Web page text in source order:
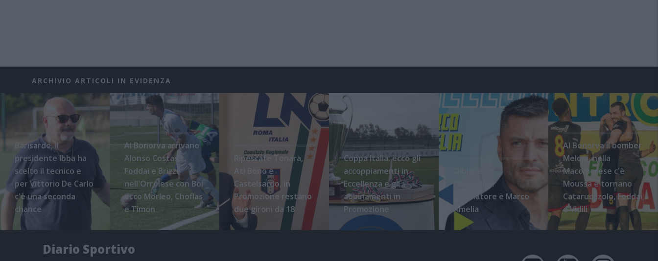
ARCHIVIO ARTICOLI IN EVIDENZA
Barisardo, il
presidente Ibba ha
scelto il tecnico e
per Vittorio De Carlo
c'è una seconda
chance
Al Bonorva arrivano
Alonso Costas,
Foddai e Brizzi,
nell'Orrolese con Boi
ecco Morleo, Choflas
e Timon
Ripescate Tonara,
Atl Bono e
Castelsardo, in
Promozione restano
due gironi da 18
Coppa Italia: ecco gli
accoppiamenti in
Eccellenza e gli
abbinamenti in
Promozione
l'ufficialità:
l'allenatore è Marco
Amelia
Al Bonorva il bomber
Meloni, nella
Macomerese c'è
Moussa e tornano
Cataruozzolo, Foddai
e Vidili
Diario Sportivo